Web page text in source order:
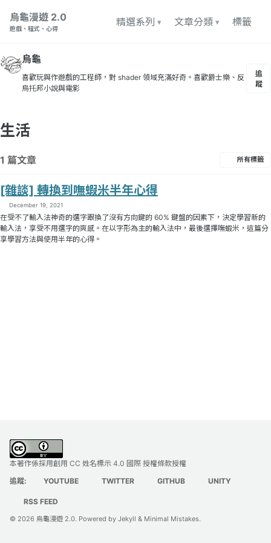
烏龜漫遊 2.0
遊戲、程式、心得
精選系列 文章分類 標籤
烏龜
喜歡玩與作遊戲的工程師，對 shader 領域充滿好奇。喜歡爵士樂、反
烏托邦小說與電影
追
蹤
生活
1 篇文章 所有標籤
[雜談] 轉換到嘸蝦米半年心得
December 19, 2021
在受不了輸入法神奇的選字跟換了沒有方向鍵的 60% 鍵盤的因素下，決定學習新的
輸入法，享受不用選字的爽感。在以字形為主的輸入法中，最後選擇嘸蝦米，這篇分
享學習方法與使用半年的心得。
本著作係採用創用 CC 姓名標示 4.0 國際 授權條款授權
追蹤:
YOUTUBE TWITTER GITHUB UNITY
RSS FEED
© 2026 烏龜漫遊 2.0. Powered by Jekyll & Minimal Mistakes.